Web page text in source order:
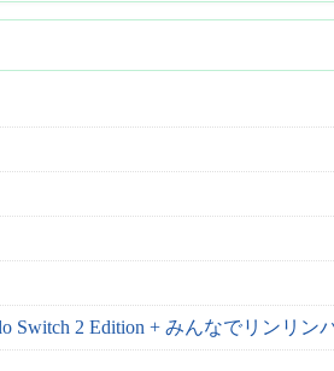
Switch 2 Edition + みんなでリンリン